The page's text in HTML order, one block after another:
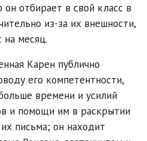
он отбирает в свой класс в
из-за их внешности,
на месяц.
Карен публично
его компетентности,
времени и усилий
и помощи им в раскрытии
письма; он находит